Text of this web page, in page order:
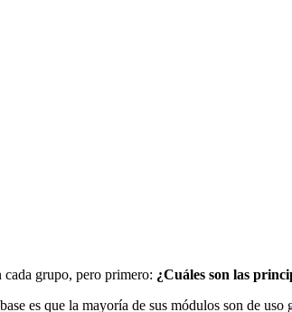
cada grupo, pero primero: ¿Cuáles son las
es que la mayoría de sus módulos son de